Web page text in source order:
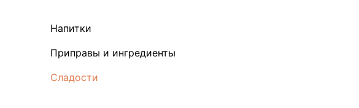
Напитки
Приправы и ингредиенты
Сладости